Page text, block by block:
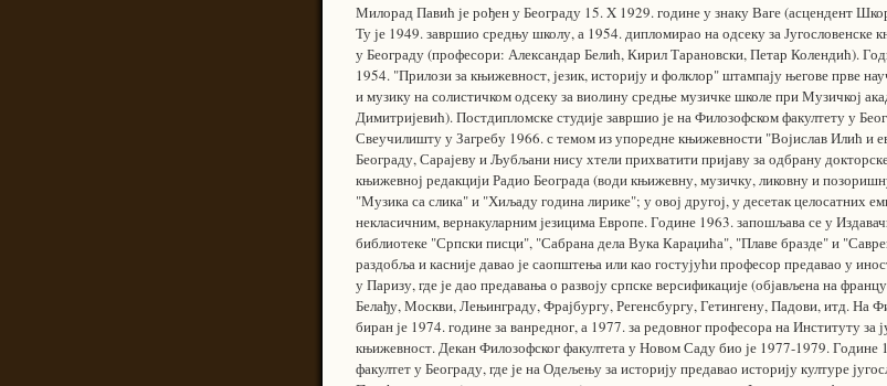
Милорад Павић је рођен у Београду 15. X 1929. године у знаку Ваге (асцендент
Ту је 1949. завршио средњу школу, а 1954. дипломирао на одсеку за Југословенске
у Београду (професори: Александар Белић, Кирил Тарановски, Петар Колендић).
1954. "Прилози за књижевност, језик, историју и фолклор" штампају његове прве
и музику на солистичком одсеку за виолину средње музичке школе при Музичкој
Димитријевић). Постдипломске студије завршио је на Филозофском факултету у
Свеучилишту у Загребу 1966. с темом из упоредне књижевности "Војислав Илић и
Београду, Сарајеву и Љубљани нису хтели прихватити пријаву за одбрану
књижевној редакцији Радио Београда (води књижевну, музичку, ликовну и
"Музика са слика" и "Хиљаду година лирике"; у овој другој, у десетак целосатних
некласичним, вернакуларним језицима Европе. Године 1963. запошљава се у
библиотеке "Српски писци", "Сабрана дела Вука Караџића", "Плаве бразде" и
раздобља и касније давао је саопштења или као гостујући професор предавао у
у Паризу, где је дао предавања о развоју српске версификације (објављена на
Белађу, Москви, Лењинграду, Фрајбургу, Регенсбургу, Гетингену, Падови, итд. На
биран је 1974. године за ванредног, а 1977. за редовног професора на Институту
књижевност. Декан Филозофског факултета у Новом Саду био је 1977-1979. Године
факултет у Београду, где је на Одељењу за историју предавао историју културе